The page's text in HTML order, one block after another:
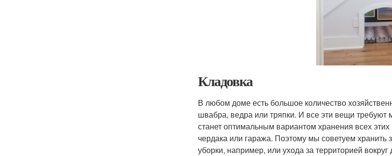
Кладовка
В любом доме есть большое количество
швабра, ведра или тряпки. И все эти вещи требуют
станет оптимальным вариантом хранения всех
чердака или гаража. Поэтому мы советуем
уборки, например, или ухода за территорией вокруг